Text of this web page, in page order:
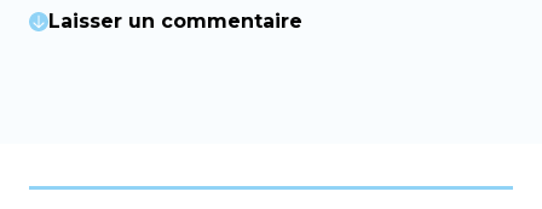
Laisser un commentaire